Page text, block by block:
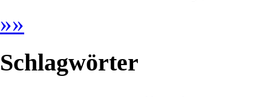
»»
Schlagwörter